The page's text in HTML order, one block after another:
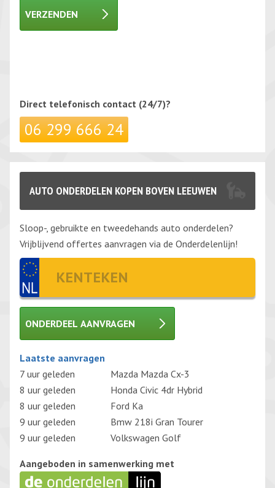
VERZENDEN
Direct telefonisch contact (24/7)?
06 299 666 24
AUTO ONDERDELEN KOPEN BOVEN LEEUWEN
Sloop-, gebruikte en tweedehands auto onderdelen?
Vrijblijvend offertes aanvragen via de Onderdelenlijn!
ONDERDEEL AANVRAGEN
Gelieve dit veld leeg te laten.
Laatste aanvragen
7 uur geleden
Mazda Mazda Cx-3
8 uur geleden
Honda Civic 4dr Hybrid
8 uur geleden
Ford Ka
9 uur geleden
Bmw 218i Gran Tourer
9 uur geleden
Volkswagen Golf
Aangeboden in samenwerking met